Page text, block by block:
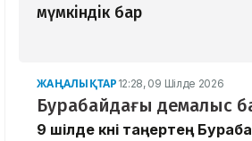
мүмкіндік бар
ЖАҢАЛЫҚТАР 12:28, 09 Шілде 2026
Бурабайдағы демалыс
9 шілде күні таңертең